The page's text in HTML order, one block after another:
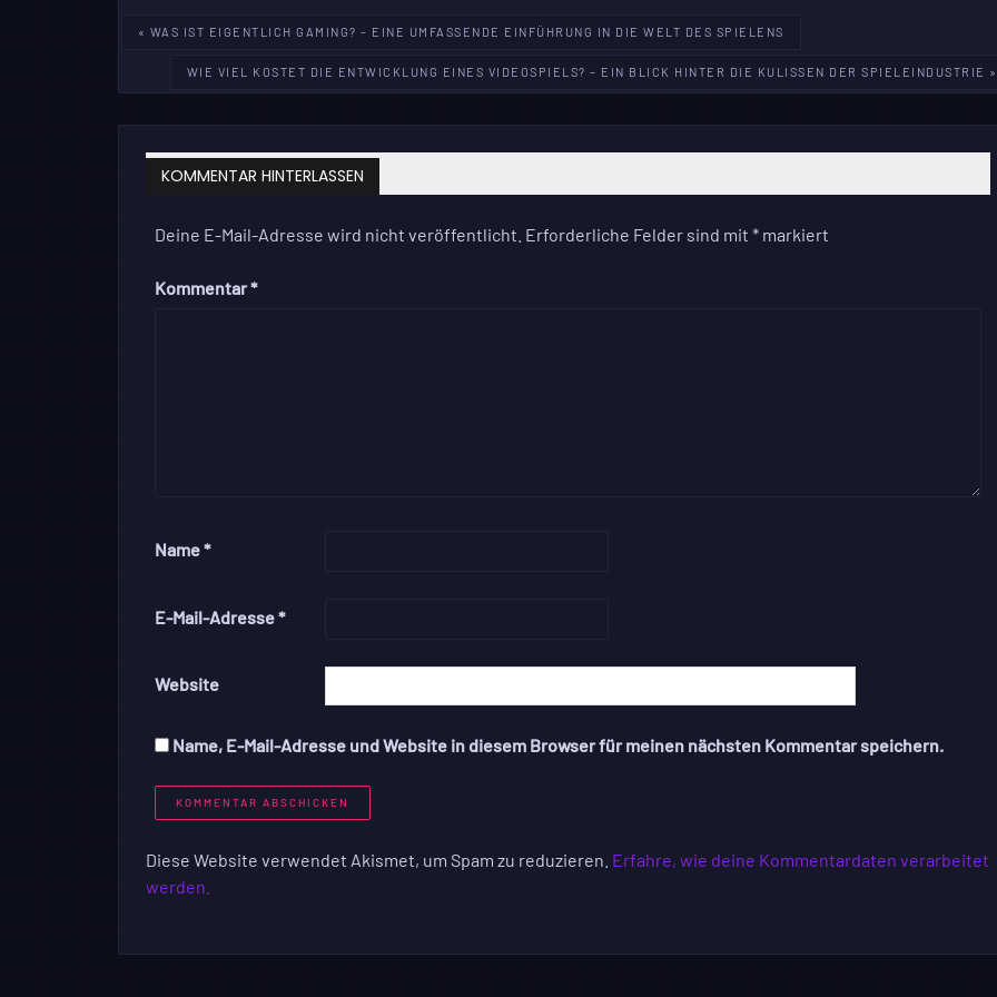
Beitragsnavigation
« WAS IST EIGENTLICH GAMING? – EINE UMFASSENDE EINFÜHRUNG IN DIE WELT DES SPIELENS
WIE VIEL KOSTET DIE ENTWICKLUNG EINES VIDEOSPIELS? – EIN BLICK HINTER DIE KULISSEN DER SPIELEINDUSTRIE »
KOMMENTAR HINTERLASSEN
Deine E-Mail-Adresse wird nicht veröffentlicht. Erforderliche Felder sind mit *markiert
Kommentar*
Name*
E-Mail-Adresse*
Website
Name, E-Mail-Adresse und Website in diesem Browser für meinen nächsten Kommentar speichern.
Diese Website verwendet Akismet, um Spam zu reduzieren. Erfahre, wie deine Kommentardaten verarbeitet
werden.